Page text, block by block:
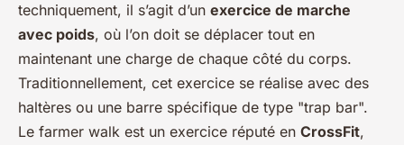
techniquement, il s’agit d’un exercice de marche
avec poids, où l’on doit se déplacer tout en
maintenant une charge de chaque côté du corps.
Traditionnellement, cet exercice se réalise avec des
haltères ou une barre spécifique de type "trap bar".
Le farmer walk est un exercice réputé en CrossFit,